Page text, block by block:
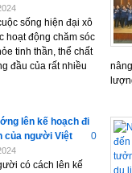
sống hiện đại xô
hoạt động chăm sóc
tinh thần, thể chất
đầu của rất nhiều
lên kế hoạch đi
của người Việt
0
có cách lên kế